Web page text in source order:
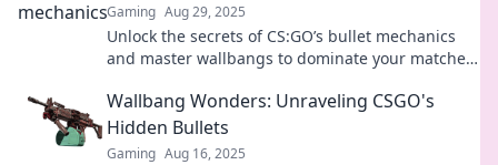
Gaming Aug 29, 2025
Unlock the secrets of CS:GO’s bullet mechanics
and master wallbangs to dominate your matches.
Wallbang Wonders: Unraveling CSGO's
Hidden Bullets
Gaming Aug 16, 2025